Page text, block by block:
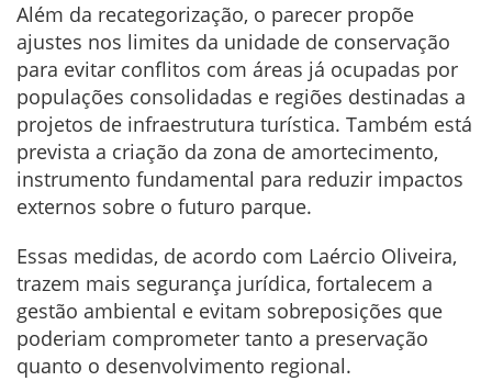
Além da recategorização, o parecer propõe
ajustes nos limites da unidade de conservação
para evitar conflitos com áreas já ocupadas por
populações consolidadas e regiões destinadas a
projetos de infraestrutura turística. Também está
prevista a criação da zona de amortecimento,
instrumento fundamental para reduzir impactos
externos sobre o futuro parque.
Essas medidas, de acordo com Laércio Oliveira,
trazem mais segurança jurídica, fortalecem a
gestão ambiental e evitam sobreposições que
poderiam comprometer tanto a preservação
quanto o desenvolvimento regional.